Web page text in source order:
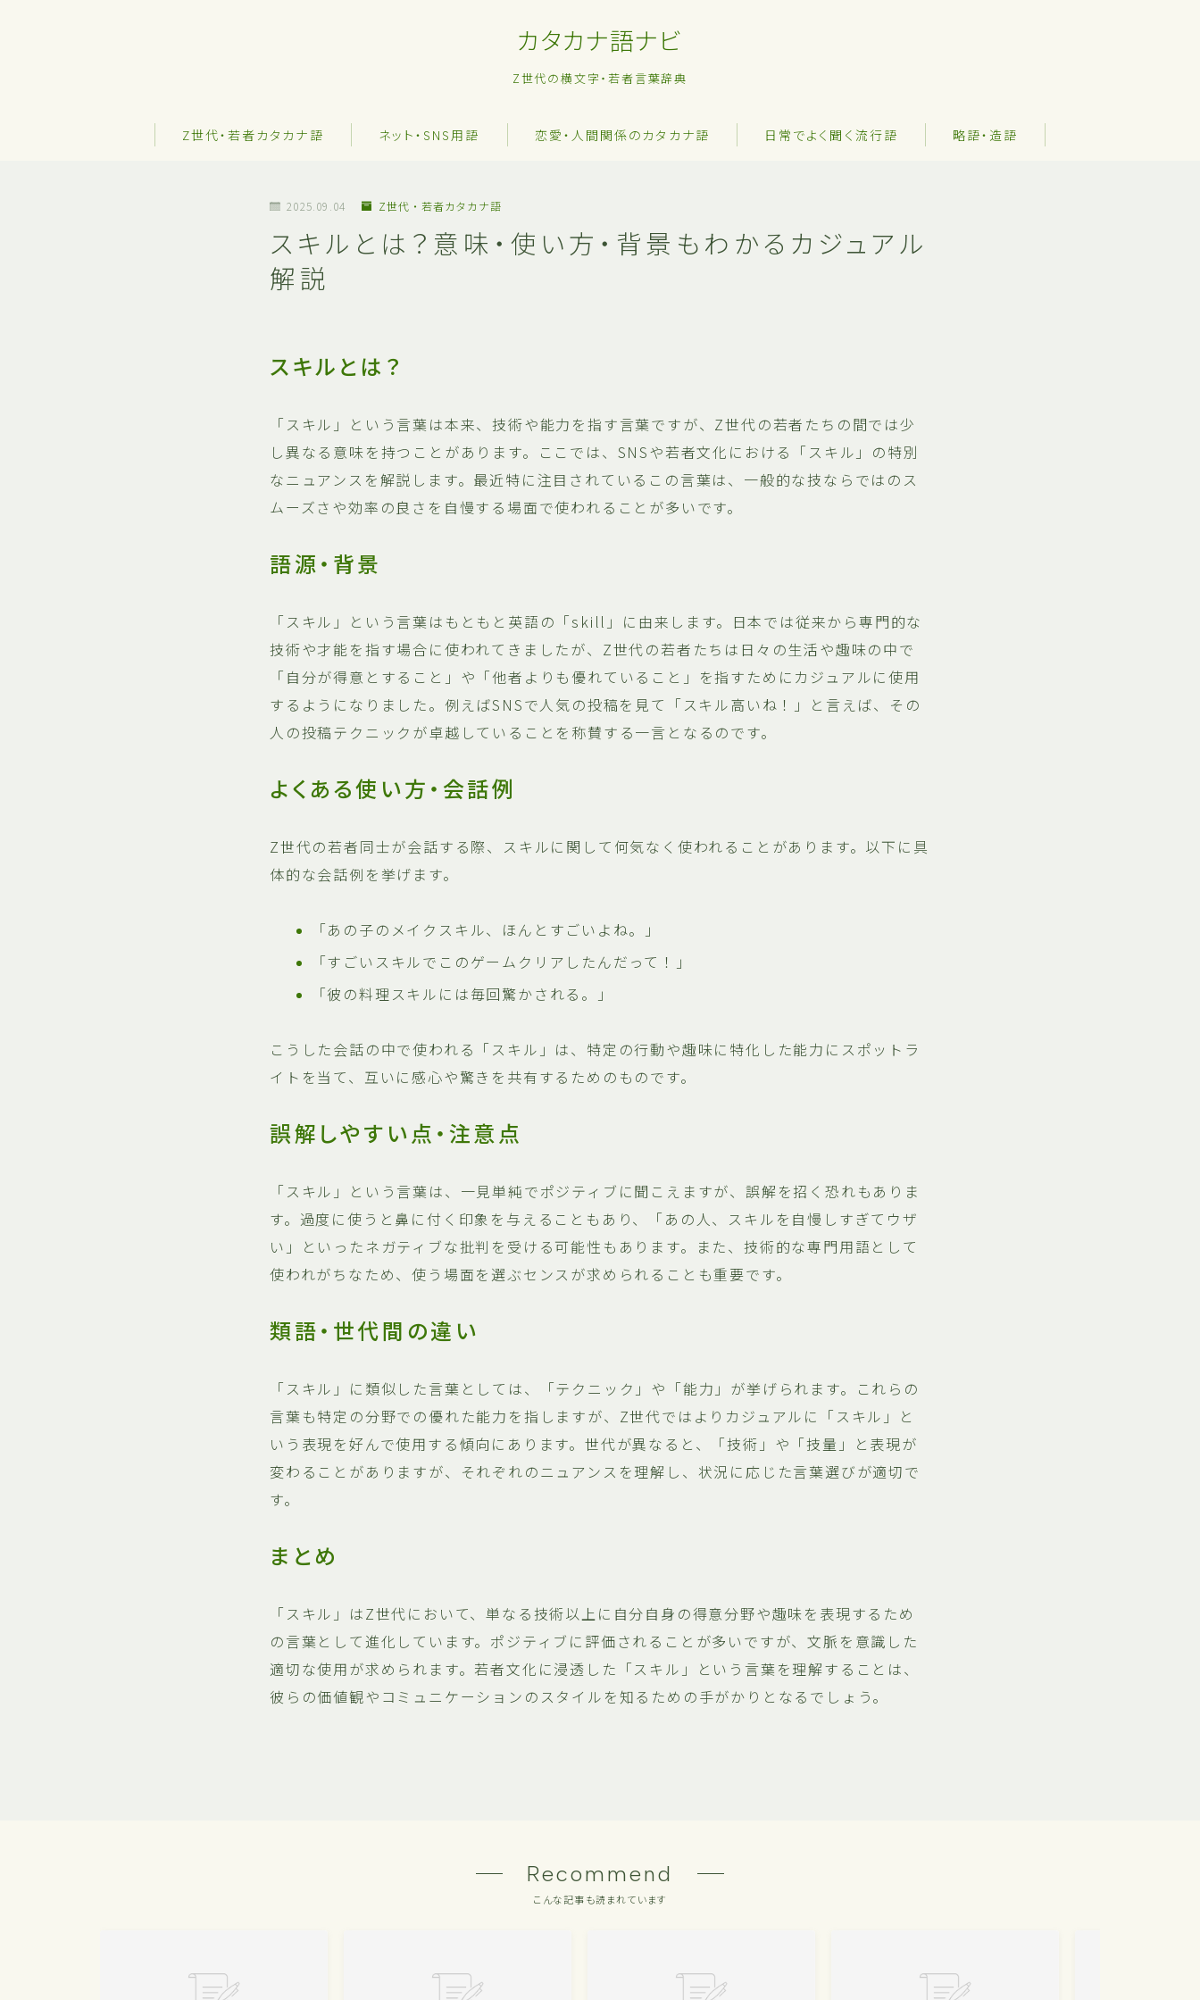
カタカナ語ナビ
Z世代の横文字・若者言葉辞典
Z世代・若者カタカナ語 ネット・SNS用語 恋愛・人間関係のカタカナ語 日常でよく聞く流行語 略語・造語
2025.09.04 Z世代・若者カタカナ語
スキルとは？意味・使い方・背景もわかるカジュアル
解説
スキルとは？
「スキル」という言葉は本来、技術や能力を指す言葉ですが、Z世代の若者たちの間では少
し異なる意味を持つことがあります。ここでは、SNSや若者文化における「スキル」の特別
なニュアンスを解説します。最近特に注目されているこの言葉は、一般的な技ならではのス
ムーズさや効率の良さを自慢する場面で使われることが多いです。
語源・背景
「スキル」という言葉はもともと英語の「skill」に由来します。日本では従来から専門的な
技術や才能を指す場合に使われてきましたが、Z世代の若者たちは日々の生活や趣味の中で
「自分が得意とすること」や「他者よりも優れていること」を指すためにカジュアルに使用
するようになりました。例えばSNSで人気の投稿を見て「スキル高いね！」と言えば、その
人の投稿テクニックが卓越していることを称賛する一言となるのです。
よくある使い方・会話例
Z世代の若者同士が会話する際、スキルに関して何気なく使われることがあります。以下に具
体的な会話例を挙げます。
「あの子のメイクスキル、ほんとすごいよね。」
「すごいスキルでこのゲームクリアしたんだって！」
「彼の料理スキルには毎回驚かされる。」
こうした会話の中で使われる「スキル」は、特定の行動や趣味に特化した能力にスポットラ
イトを当て、互いに感心や驚きを共有するためのものです。
誤解しやすい点・注意点
「スキル」という言葉は、一見単純でポジティブに聞こえますが、誤解を招く恐れもありま
す。過度に使うと鼻に付く印象を与えることもあり、「あの人、スキルを自慢しすぎてウザ
い」といったネガティブな批判を受ける可能性もあります。また、技術的な専門用語として
使われがちなため、使う場面を選ぶセンスが求められることも重要です。
類語・世代間の違い
「スキル」に類似した言葉としては、「テクニック」や「能力」が挙げられます。これらの
言葉も特定の分野での優れた能力を指しますが、Z世代ではよりカジュアルに「スキル」と
いう表現を好んで使用する傾向にあります。世代が異なると、「技術」や「技量」と表現が
変わることがありますが、それぞれのニュアンスを理解し、状況に応じた言葉選びが適切で
す。
まとめ
「スキル」はZ世代において、単なる技術以上に自分自身の得意分野や趣味を表現するため
の言葉として進化しています。ポジティブに評価されることが多いですが、文脈を意識した
適切な使用が求められます。若者文化に浸透した「スキル」という言葉を理解することは、
彼らの価値観やコミュニケーションのスタイルを知るための手がかりとなるでしょう。
Recommend
こんな記事も読まれています